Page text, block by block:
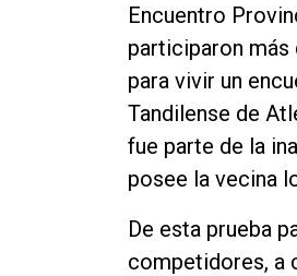
Encuentro
participaron
para vivir un
Tandilense de
fue parte de la
posee la vecina
De esta prueba
competidores, a